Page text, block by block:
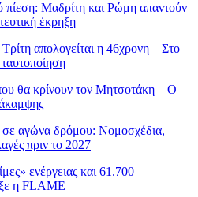
πίεση: Μαδρίτη και Ρώμη απαντούν
έκρηξη
απολογείται η 46χρονη – Στο
θα κρίνουν τον Μητσοτάκη – Ο
αγώνα δρόμου: Νομοσχέδια,
πριν το 2027
ενέργειας και 61.700
η FLAME